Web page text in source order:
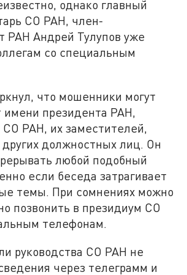
однако главный
СО РАН, член-
РАН Андрей Тулупов уже
со специальным
что мошенники могут
имени президента РАН,
РАН, их заместителей,
должностных лиц. Он
любой подобный
если беседа затрагивает
темы. При сомнениях можно
позвонить в президиум СО
телефонам.
руководства СО РАН не
через телеграмм и